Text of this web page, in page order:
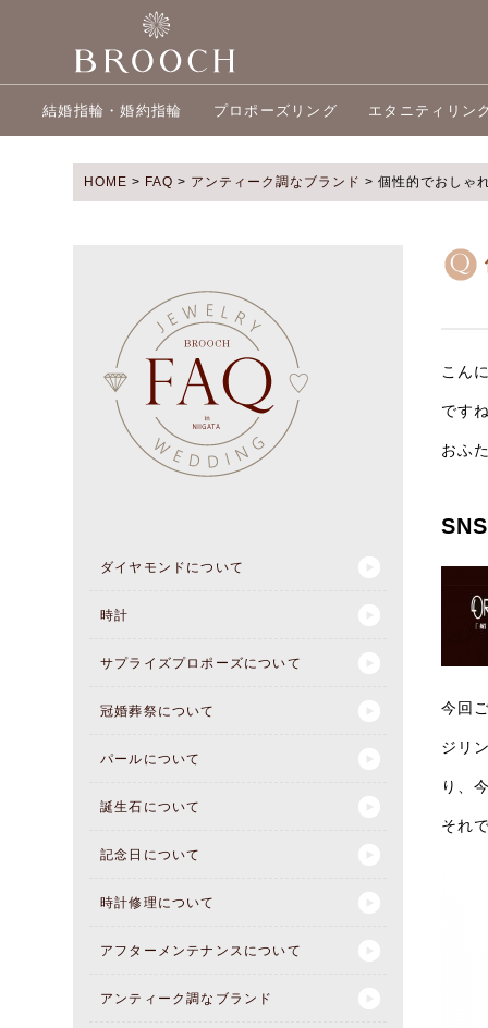
結婚指輪・婚約指輪 プロポーズリング エタニティリン
HOME > FAQ > アンティーク調なブランド > 個性的でおしゃ
ダイヤモンドについて
時計
サプライズプロポーズについて
冠婚葬祭について
パールについて
誕生石について
記念日について
時計修理について
アフターメンテナンスについて
アンティーク調なブランド
こん
です
おふ
今回
ジリ
り、
それ